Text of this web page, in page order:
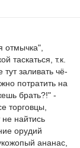
отмычка",
таскаться, т.к.
заливать чё-
потратить на
брать?!" -
торговцы,
найтись
орудий
ананас,